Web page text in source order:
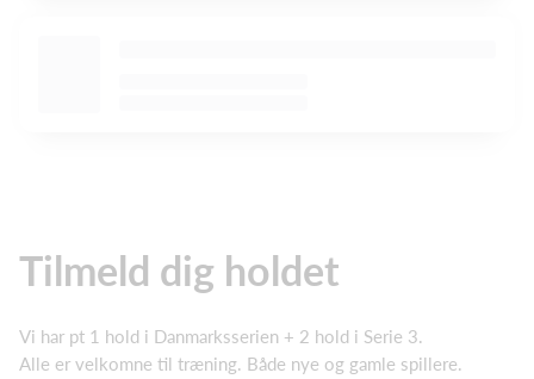
Tilmeld dig holdet
Vi har pt 1 hold i Danmarksserien + 2 hold i Serie 3.
Alle er velkomne til træning. Både nye og gamle spillere.